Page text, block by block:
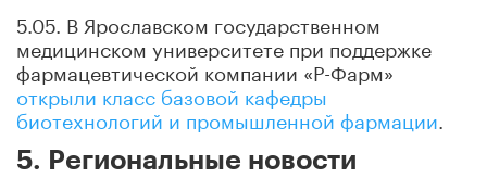
5.05. В Ярославском государственном
медицинском университете при поддержке
фармацевтической компании «Р-Фарм»
открыли класс базовой кафедры
биотехнологий и промышленной фармации
5. Региональные новости